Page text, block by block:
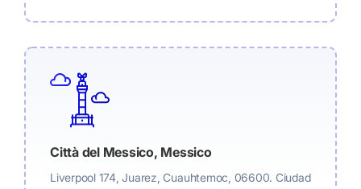
Città del Messico, Messico
Liverpool 174, Juarez, Cuauhtemoc, 06600. Ciudad